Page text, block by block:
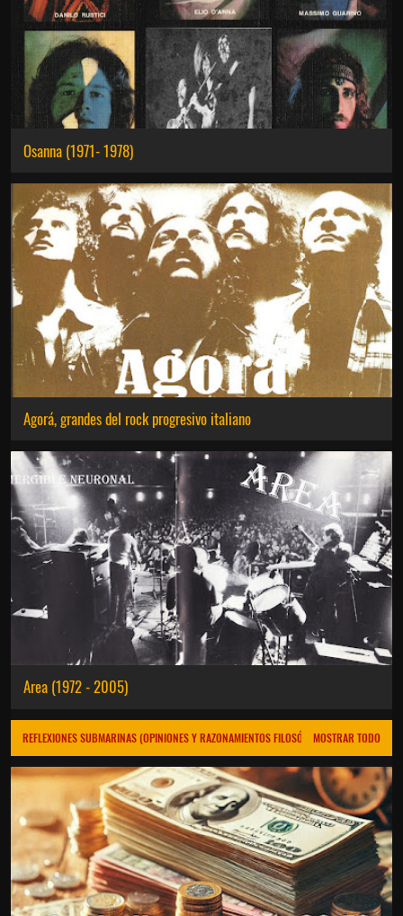
Osanna (1971- 1978)
Agorá, grandes del rock progresivo italiano
Area (1972 - 2005)
REFLEXIONES SUBMARINAS (OPINIONES Y RAZONAMIENTOS FILOSÓFICOS PER SE)
MOSTRAR TODO